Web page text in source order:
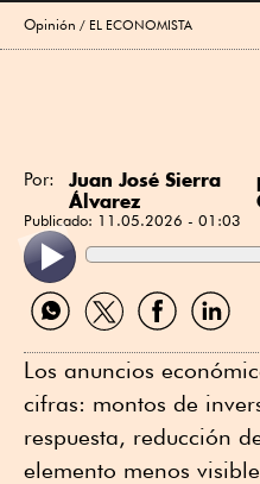
Opinión EL ECONOMISTA
Por:
Juan José Sierra
Álvarez
Publicado: 11.05.2026 - 01:03
Compartir
por
Compartir
por
Compartir
por
Compartir
por
Los anuncios
cifras: montos de
respuesta, reducción
elemento menos